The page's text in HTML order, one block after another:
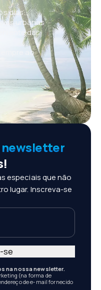
dias:
urbanas
das
ao
newsletter
especiais que não
lugar. Inscreva-se
na nossa newsletter.
(na forma de
de e-mail fornecido
se